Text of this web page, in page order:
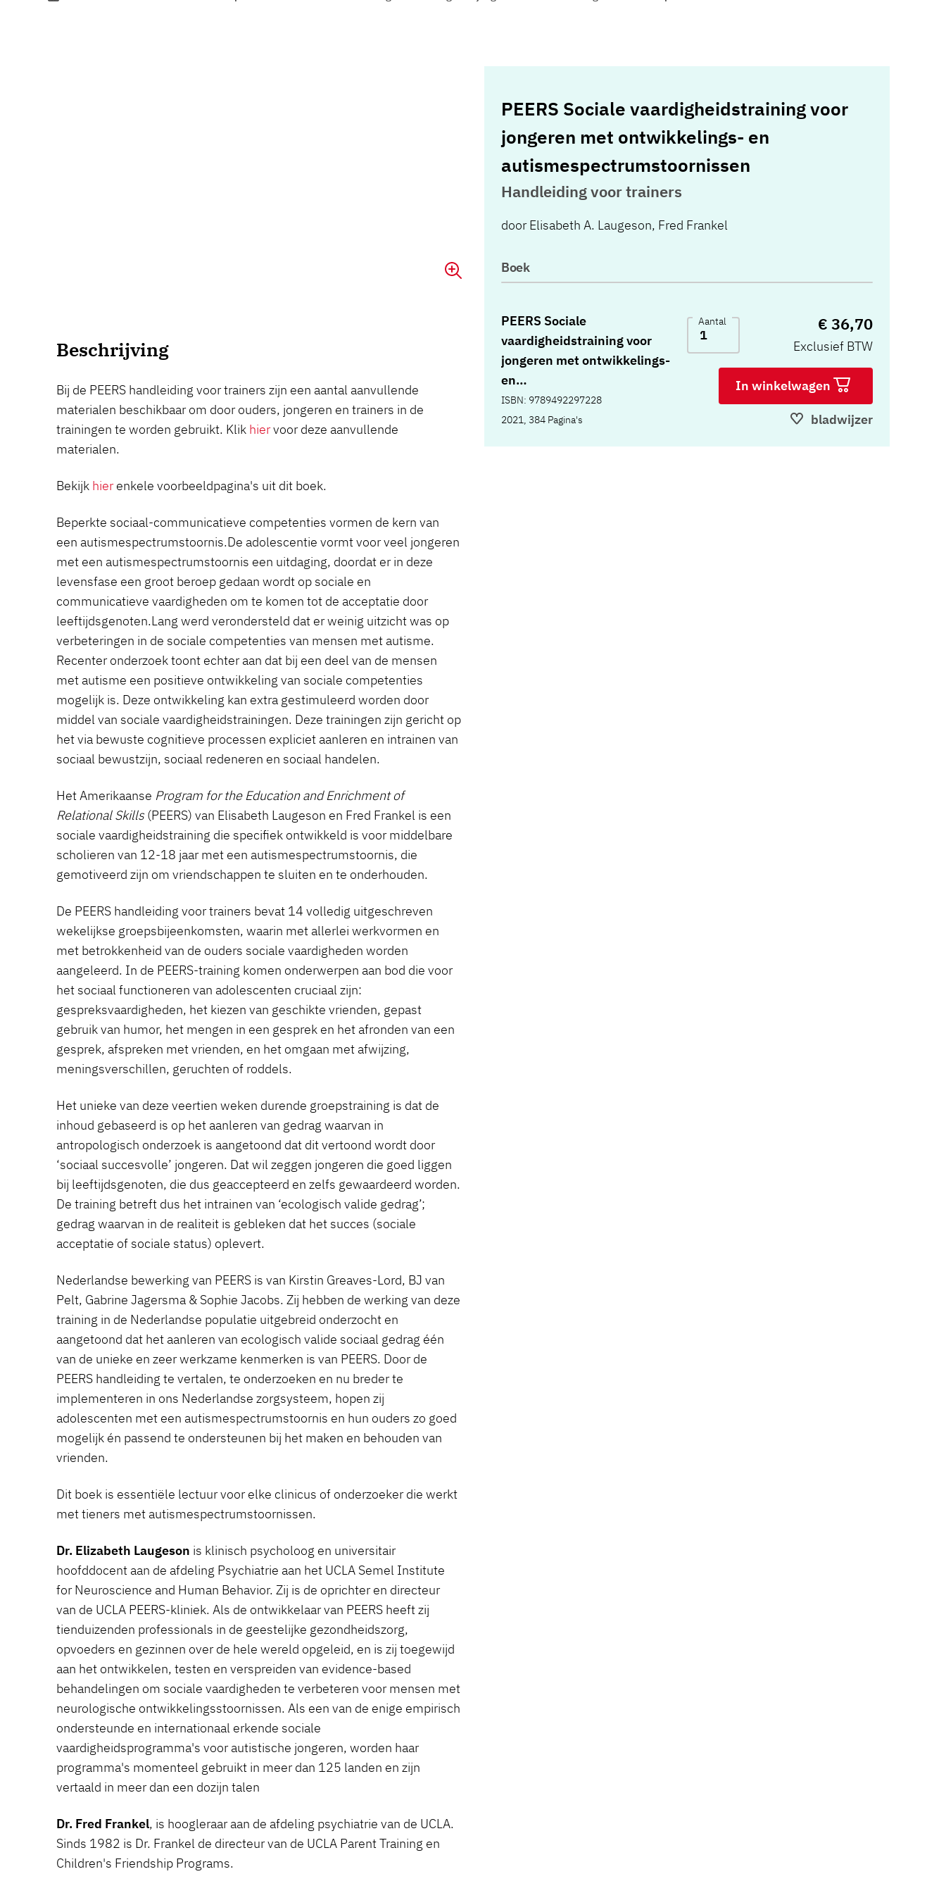
PEERS Sociale vaardigheidstraining voor
jongeren met ontwikkelings- en
autismespectrumstoornissen
Handleiding voor trainers
doorElisabeth A. Laugeson, Fred Frankel
Boek
PEERS Sociale
vaardigheidstraining voor
jongeren met ontwikkelings-
en
autismespectrumstoornissen
ISBN: 9789492297228
2021, 384 Pagina's
Aantal € 36,70
Exclusief BTW
In winkelwagen
bladwijzer
Beschrijving
Bij de PEERS handleiding voor trainers zijn een aantal aanvullende
materialen beschikbaar om door ouders, jongeren en trainers in de
trainingen te worden gebruikt. Klik hiervoor deze aanvullende
materialen.
Bekijk hierenkele voorbeeldpagina's uit dit boek.
Beperkte sociaal-communicatieve competenties vormen de kern van
een autismespectrumstoornis.De adolescentie vormt voor veel jongeren
met een autismespectrumstoornis een uitdaging, doordat er in deze
levensfase een groot beroep gedaan wordt op sociale en
communicatieve vaardigheden om te komen tot de acceptatie door
leeftijdsgenoten.Lang werd verondersteld dat er weinig uitzicht was op
verbeteringen in de sociale competenties van mensen met autisme.
Recenter onderzoek toont echter aan dat bij een deel van de mensen
met autisme een positieve ontwikkeling van sociale competenties
mogelijk is. Deze ontwikkeling kan extra gestimuleerd worden door
middel van sociale vaardigheidstrainingen. Deze trainingen zijn gericht op
het via bewuste cognitieve processen expliciet aanleren en intrainen van
sociaal bewustzijn, sociaal redeneren en sociaal handelen.
Het Amerikaanse Program for the Education and Enrichment of
Relational Skills(PEERS) van Elisabeth Laugeson en Fred Frankel is een
sociale vaardigheidstraining die specifiek ontwikkeld is voor middelbare
scholieren van 12-18 jaar met een autismespectrumstoornis, die
gemotiveerd zijn om vriendschappen te sluiten en te onderhouden.
De PEERS handleiding voor trainers bevat 14 volledig uitgeschreven
wekelijkse groepsbijeenkomsten, waarin met allerlei werkvormen en
met betrokkenheid van de ouders sociale vaardigheden worden
aangeleerd. In de PEERS-training komen onderwerpen aan bod die voor
het sociaal functioneren van adolescenten cruciaal zijn:
gespreksvaardigheden, het kiezen van geschikte vrienden, gepast
gebruik van humor, het mengen in een gesprek en het afronden van een
gesprek, afspreken met vrienden, en het omgaan met afwijzing,
meningsverschillen, geruchten of roddels.
Het unieke van deze veertien weken durende groepstraining is dat de
inhoud gebaseerd is op het aanleren van gedrag waarvan in
antropologisch onderzoek is aangetoond dat dit vertoond wordt door
‘sociaal succesvolle’ jongeren. Dat wil zeggen jongeren die goed liggen
bij leeftijdsgenoten, die dus geaccepteerd en zelfs gewaardeerd worden.
De training betreft dus het intrainen van ‘ecologisch valide gedrag’;
gedrag waarvan in de realiteit is gebleken dat het succes (sociale
acceptatie of sociale status) oplevert.
Nederlandse bewerking van PEERS is van Kirstin Greaves-Lord, BJ van
Pelt, Gabrine Jagersma & Sophie Jacobs. Zij hebben de werking van deze
training in de Nederlandse populatie uitgebreid onderzocht en
aangetoond dat het aanleren van ecologisch valide sociaal gedrag één
van de unieke en zeer werkzame kenmerken is van PEERS. Door de
PEERS handleiding te vertalen, te onderzoeken en nu breder te
implementeren in ons Nederlandse zorgsysteem, hopen zij
adolescenten met een autismespectrumstoornis en hun ouders zo goed
mogelijk én passend te ondersteunen bij het maken en behouden van
vrienden.
Dit boek is essentiële lectuur voor elke clinicus of onderzoeker die werkt
met tieners met autismespectrumstoornissen.
Dr. Elizabeth Laugeson is klinisch psycholoog en universitair
hoofddocent aan de afdeling Psychiatrie aan het UCLA Semel Institute
for Neuroscience and Human Behavior. Zij is de oprichter en directeur
van de UCLA PEERS-kliniek. Als de ontwikkelaar van PEERS heeft zij
tienduizenden professionals in de geestelijke gezondheidszorg,
opvoeders en gezinnen over de hele wereld opgeleid, en is zij toegewijd
aan het ontwikkelen, testen en verspreiden van evidence-based
behandelingen om sociale vaardigheden te verbeteren voor mensen met
neurologische ontwikkelingsstoornissen. Als een van de enige empirisch
ondersteunde en internationaal erkende sociale
vaardigheidsprogramma's voor autistische jongeren, worden haar
programma's momenteel gebruikt in meer dan 125 landen en zijn
vertaald in meer dan een dozijn talen
Dr. Fred Frankel, is hoogleraar aan de afdeling psychiatrie van de UCLA.
Sinds 1982 is Dr. Frankel de directeur van de UCLA Parent Training en
Children's Friendship Programs.